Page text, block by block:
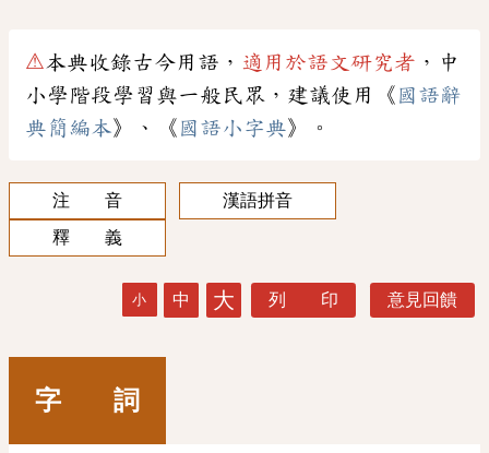
⚠本典收錄古今用語， 適用於語文研究者 ，中
小學階段學習與一般民眾，建議使用《 國語辭
典簡編本》、《 國語小字典》。
注 音
漢語拼音
釋 義
小 中 大 列 印 意見回饋
字 詞